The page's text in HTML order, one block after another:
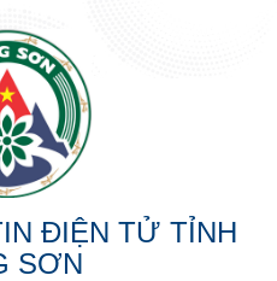
ĐIỆN TỬ TỈNH
SƠN